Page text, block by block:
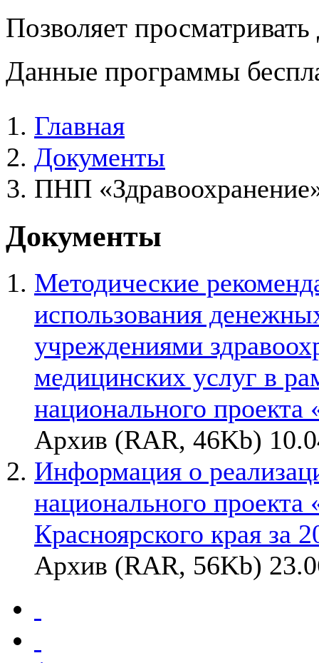
Позволяет
Данные программы
Главная
Документы
ПНП
Документы
Методические
использования
учреждениями
медицинских услуг в
национального проекта
Архив (RAR, 46Kb)
Информация о
национального проекта
Красноярского края за
Архив (RAR, 56Kb)